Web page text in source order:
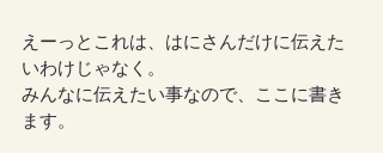
えーっとこれは、はにさんだけに伝えた
いわけじゃなく。
みんなに伝えたい事なので、ここに書き
ます。